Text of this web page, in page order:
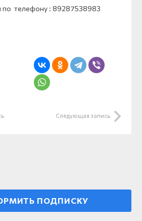
по телефону : 89287538983
Следующая запись
ПОДПИСКУ